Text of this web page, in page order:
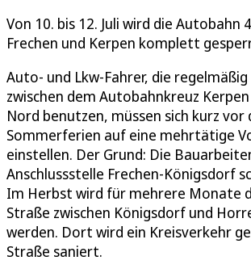
Von 10. bis 12. Juli wird die Autobahn
Frechen und Kerpen komplett
Auto- und Lkw-Fahrer, die
zwischen dem Autobahnkreuz
Nord benutzen, müssen sich kurz vor
Sommerferien auf eine mehrtätige
einstellen. Der Grund: Die
Anschlussstelle Frechen-Königsdorf
Im Herbst wird für mehrere Monate
Straße zwischen Königsdorf und
werden. Dort wird ein Kreisverkehr
Straße saniert.